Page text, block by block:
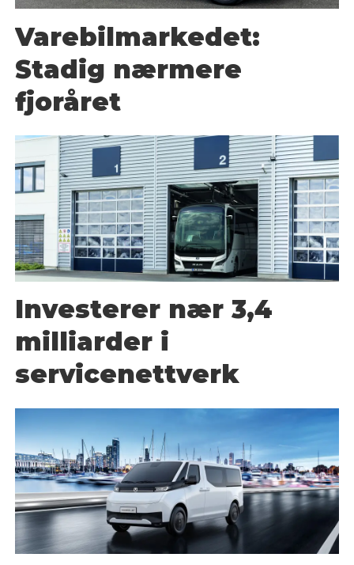
Varebilmarkedet:
Stadig nærmere
fjoråret
Investerer nær 3,4
milliarder i
servicenettverk